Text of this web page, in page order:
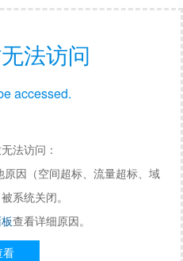
法访问
accessed.
法访问：
因（空间超标、流量超标、域
系统关闭。
查看详细原因。
看